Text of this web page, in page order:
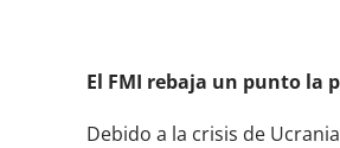
El FMI rebaja un punto la
Debido a la crisis de